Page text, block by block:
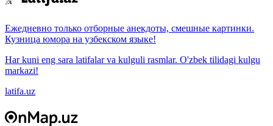
Ежедневно только отборные анекдоты, смешные картинки.
Кузница юмора на узбекском языке!
Har kuni eng sara latifalar va kulguli rasmlar. O'zbek tilidagi kulgu
markazi!
latifa.uz